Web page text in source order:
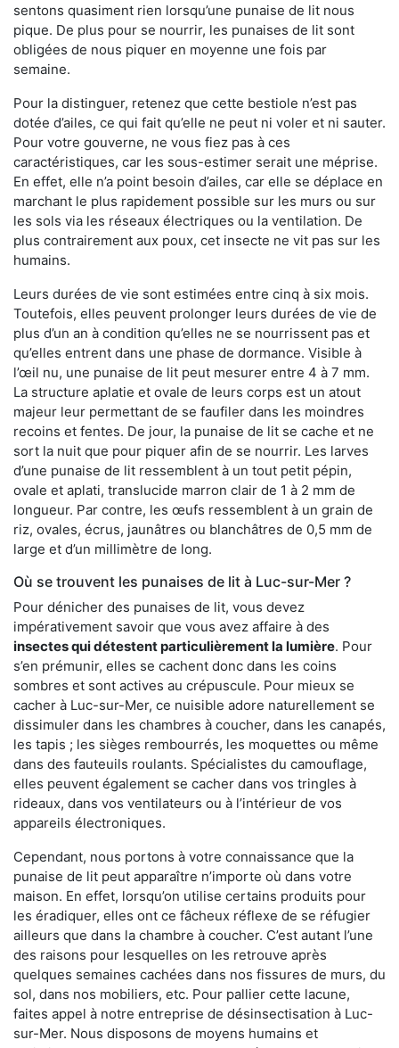
sentons quasiment rien lorsqu’une punaise de lit nous
pique. De plus pour se nourrir, les punaises de lit sont
obligées de nous piquer en moyenne une fois par
semaine.
Pour la distinguer, retenez que cette bestiole n’est pas
dotée d’ailes, ce qui fait qu’elle ne peut ni voler et ni sauter.
Pour votre gouverne, ne vous fiez pas à ces
caractéristiques, car les sous-estimer serait une méprise.
En effet, elle n’a point besoin d’ailes, car elle se déplace en
marchant le plus rapidement possible sur les murs ou sur
les sols via les réseaux électriques ou la ventilation. De
plus contrairement aux poux, cet insecte ne vit pas sur les
humains.
Leurs durées de vie sont estimées entre cinq à six mois.
Toutefois, elles peuvent prolonger leurs durées de vie de
plus d’un an à condition qu’elles ne se nourrissent pas et
qu’elles entrent dans une phase de dormance. Visible à
l’œil nu, une punaise de lit peut mesurer entre 4 à 7 mm.
La structure aplatie et ovale de leurs corps est un atout
majeur leur permettant de se faufiler dans les moindres
recoins et fentes. De jour, la punaise de lit se cache et ne
sort la nuit que pour piquer afin de se nourrir. Les larves
d’une punaise de lit ressemblent à un tout petit pépin,
ovale et aplati, translucide marron clair de 1 à 2 mm de
longueur. Par contre, les œufs ressemblent à un grain de
riz, ovales, écrus, jaunâtres ou blanchâtres de 0,5 mm de
large et d’un millimètre de long.
Où se trouvent les punaises de lit à Luc-sur-Mer ?
Pour dénicher des punaises de lit, vous devez
impérativement savoir que vous avez affaire à des
insectes qui détestent particulièrement la lumière. Pour
s’en prémunir, elles se cachent donc dans les coins
sombres et sont actives au crépuscule. Pour mieux se
cacher à Luc-sur-Mer, ce nuisible adore naturellement se
dissimuler dans les chambres à coucher, dans les canapés,
les tapis ; les sièges rembourrés, les moquettes ou même
dans des fauteuils roulants. Spécialistes du camouflage,
elles peuvent également se cacher dans vos tringles à
rideaux, dans vos ventilateurs ou à l’intérieur de vos
appareils électroniques.
Cependant, nous portons à votre connaissance que la
punaise de lit peut apparaître n’importe où dans votre
maison. En effet, lorsqu’on utilise certains produits pour
les éradiquer, elles ont ce fâcheux réflexe de se réfugier
ailleurs que dans la chambre à coucher. C’est autant l’une
des raisons pour lesquelles on les retrouve après
quelques semaines cachées dans nos fissures de murs, du
sol, dans nos mobiliers, etc. Pour pallier cette lacune,
faites appel à notre entreprise de désinsectisation à Luc-
sur-Mer. Nous disposons de moyens humains et